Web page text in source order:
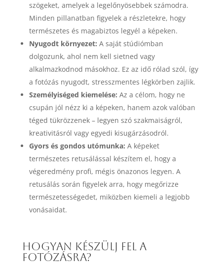
szögeket, amelyek a legelőnyösebbek számodra.
Minden pillanatban figyelek a részletekre, hogy
természetes és magabiztos legyél a képeken.
Nyugodt környezet: A saját stúdiómban
dolgozunk, ahol nem kell sietned vagy
alkalmazkodnod másokhoz. Ez az idő rólad szól, így
a fotózás nyugodt, stresszmentes légkörben zajlik.
Személyiséged kiemelése: Az a célom, hogy ne
csupán jól nézz ki a képeken, hanem azok valóban
téged tükrözzenek – legyen szó szakmaiságról,
kreativitásról vagy egyedi kisugárzásodról.
Gyors és gondos utómunka: A képeket
természetes retusálással készítem el, hogy a
végeredmény profi, mégis önazonos legyen. A
retusálás során figyelek arra, hogy megőrizze
természetességedet, miközben kiemeli a legjobb
vonásaidat.
Hogyan készülj fel a
fotózásra?